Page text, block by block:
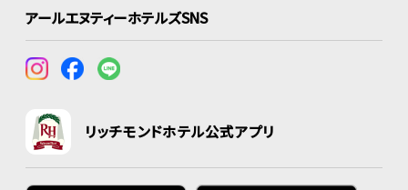
アールエヌティーホテルズSNS
リッチモンドホテル公式アプリ